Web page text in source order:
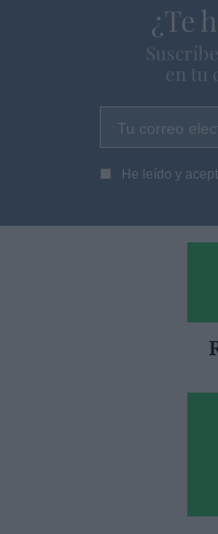
¿Te
en tu
Tu correo
He leído y